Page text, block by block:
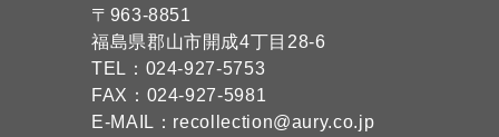
〒963-8851
福島県郡山市開成4丁目28-6
TEL：024-927-5753
FAX：024-927-5981
E-MAIL：recollection@aury.co.jp